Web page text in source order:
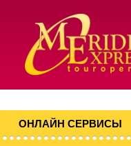
ОНЛАЙН СЕРВИСЫ